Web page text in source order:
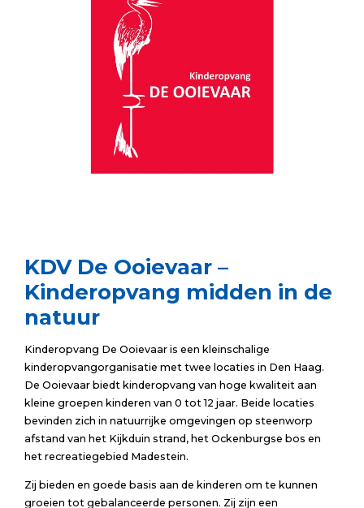
KDV De Ooievaar –
Kinderopvang midden in de
natuur
Kinderopvang De Ooievaar is een kleinschalige
kinderopvangorganisatie met twee locaties in Den Haag.
De Ooievaar biedt kinderopvang van hoge kwaliteit aan
kleine groepen kinderen van 0 tot 12 jaar. Beide locaties
bevinden zich in natuurrijke omgevingen op steenworp
afstand van het Kijkduin strand, het Ockenburgse bos en
het recreatiegebied Madestein.
Zij bieden en goede basis aan de kinderen om te kunnen
groeien tot gebalanceerde personen. Zij zijn een